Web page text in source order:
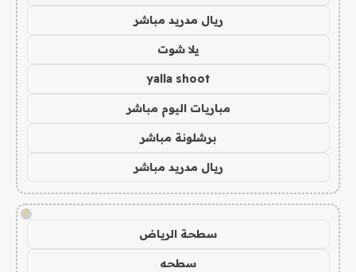
ريال مدريد مباشر
يلا شوت
yalla shoot
مباريات اليوم مباشر
برشلونة مباشر
ريال مدريد مباشر
!
سطحة الرياض
سطحه